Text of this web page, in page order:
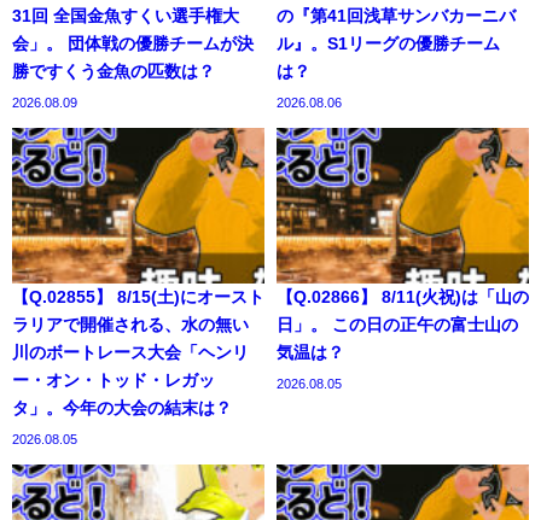
31回 全国金魚すくい選手権大
会」。 団体戦の優勝チームが決
勝ですくう金魚の匹数は？
2026.08.09
の『第41回浅草サンバカーニバ
ル』。S1リーグの優勝チーム
は？
2026.08.06
【Q.02855】 8/15(土)にオースト
ラリアで開催される、水の無い
川のボートレース大会「ヘンリ
ー・オン・トッド・レガッ
タ」。今年の大会の結末は？
2026.08.05
【Q.02866】 8/11(火祝)は「山の
日」。 この日の正午の富士山の
気温は？
2026.08.05